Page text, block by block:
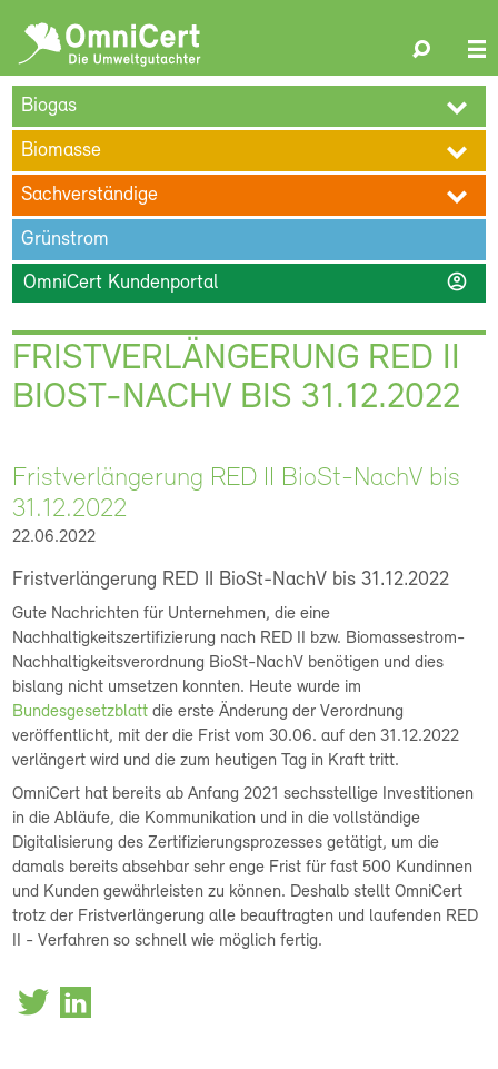
Search
ÜBER UNS BLOG TERMINE REFERENZEN
KARRIERE
KONTAKT
Biogas
Biomasse
Sachverständige
Grünstrom
OmniCert Kundenportal account_circle
FRISTVERLÄNGERUNG RED II
BIOST-NACHV BIS 31.12.2022
Fristverlängerung RED II BioSt-NachV bis
31.12.2022
22.06.2022
Fristverlängerung RED II BioSt-NachV bis 31.12.2022
Gute Nachrichten für Unternehmen, die eine
Nachhaltigkeitszertifizierung nach RED II bzw. Biomassestrom-
Nachhaltigkeitsverordnung BioSt-NachV benötigen und dies
bislang nicht umsetzen konnten. Heute wurde im
Bundesgesetzblatt die erste Änderung der Verordnung
veröffentlicht, mit der die Frist vom 30.06. auf den 31.12.2022
verlängert wird und die zum heutigen Tag in Kraft tritt.
OmniCert hat bereits ab Anfang 2021 sechsstellige Investitionen
in die Abläufe, die Kommunikation und in die vollständige
Digitalisierung des Zertifizierungsprozesses getätigt, um die
damals bereits absehbar sehr enge Frist für fast 500 Kundinnen
und Kunden gewährleisten zu können. Deshalb stellt OmniCert
trotz der Fristverlängerung alle beauftragten und laufenden RED
II - Verfahren so schnell wie möglich fertig.